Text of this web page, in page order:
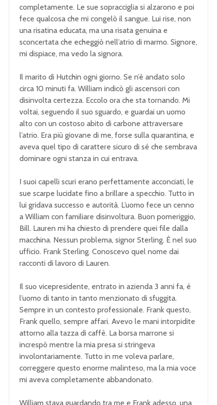
completamente. Le sue sopracciglia si alzarono e poi
fece qualcosa che mi congelò il sangue. Lui rise, non
una risatina educata, ma una risata genuina e
sconcertata che echeggiò nell’atrio di marmo. Signore,
mi dispiace, ma vedo la signora.
Il marito di Hutchin ogni giorno. Se n’è andato solo
circa 10 minuti fa. William indicò gli ascensori con
disinvolta certezza. Eccolo ora che sta tornando. Mi
voltai, seguendo il suo sguardo, e guardai un uomo
alto con un costoso abito di carbone attraversare
l’atrio. Era più giovane di me, forse sulla quarantina, e
aveva quel tipo di carattere sicuro di sé che sembrava
dominare ogni stanza in cui entrava.
I suoi capelli scuri erano perfettamente acconciati, le
sue scarpe lucidate fino a brillare a specchio. Tutto in
lui gridava successo e autorità. L’uomo fece un cenno
a William con familiare disinvoltura. Buon pomeriggio,
Bill. Lauren mi ha chiesto di prendere quei file dalla
macchina. Nessun problema, signor Sterling. È nel suo
ufficio. Frank Sterling. Conoscevo quel nome dai
racconti di lavoro di Lauren.
Il suo vicepresidente, entrato in azienda 3 anni fa, è
l’uomo di tanto in tanto menzionato di sfuggita.
Sempre in un contesto professionale. Frank questo,
Frank quello, sempre affari. Avevo le mani intorpidite
attorno alla tazza di caffè. La borsa marrone si
increspò mentre la mia presa si stringeva
involontariamente. Tutto in me voleva parlare,
correggere questo enorme malinteso, ma la mia voce
mi aveva completamente abbandonato.
William stava guardando tra me e Frank adesso, una